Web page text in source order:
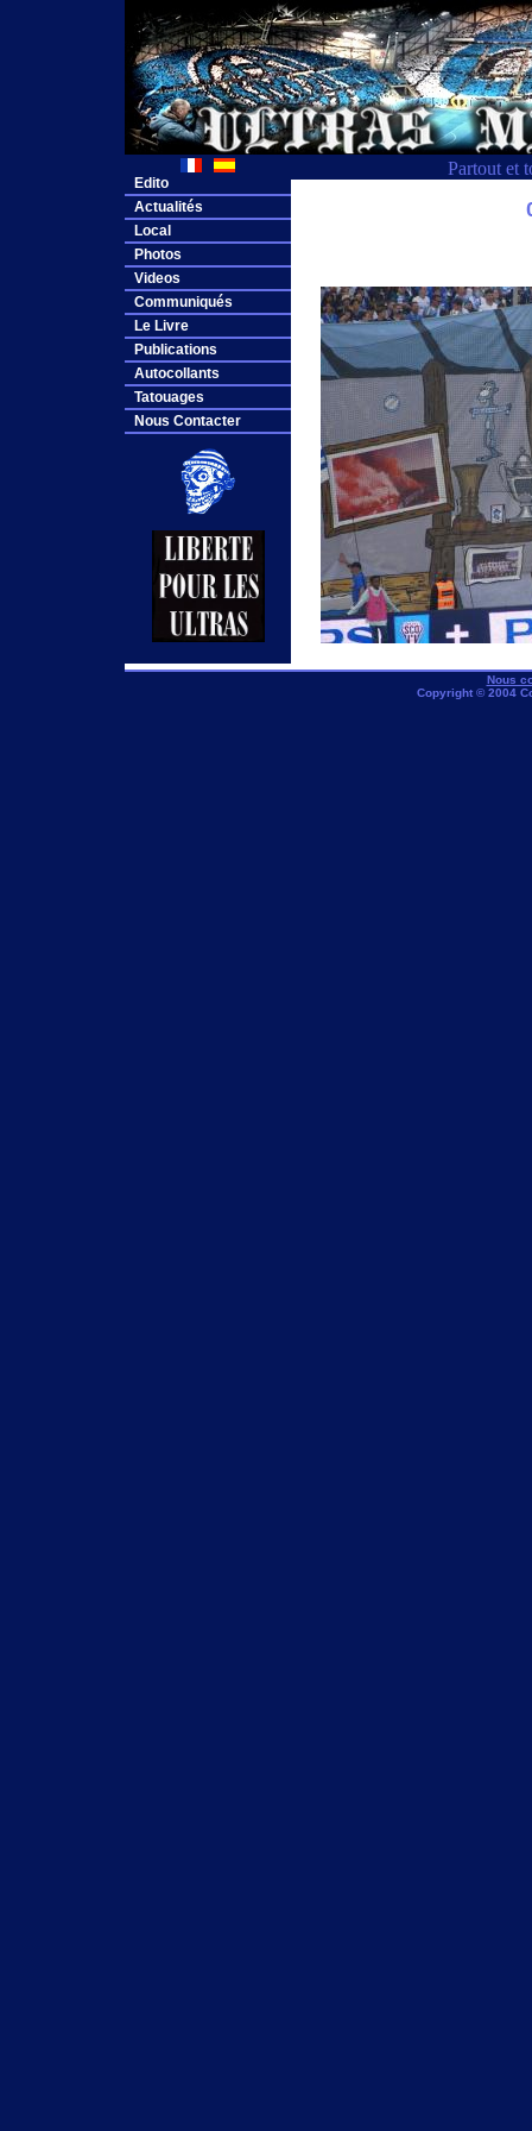
Partout et
Edito
Actualités
Local
Photos
Videos
Communiqués
Le Livre
Publications
Autocollants
Tatouages
Nous Contacter
Nous
Copyright © 2004